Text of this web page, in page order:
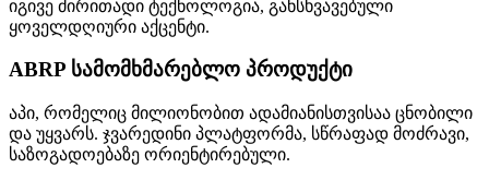
იგივე ძირითადი ტექნოლოგია, განსხვავებული
ყოველდღიური აქცენტი.
ABRP სამომხმარებლო პროდუქტი
აპი, რომელიც მილიონობით ადამიანისთვისაა ცნობილი
და უყვარს. ჯვარედინი პლატფორმა, სწრაფად მოძრავი,
საზოგადოებაზე ორიენტირებული.